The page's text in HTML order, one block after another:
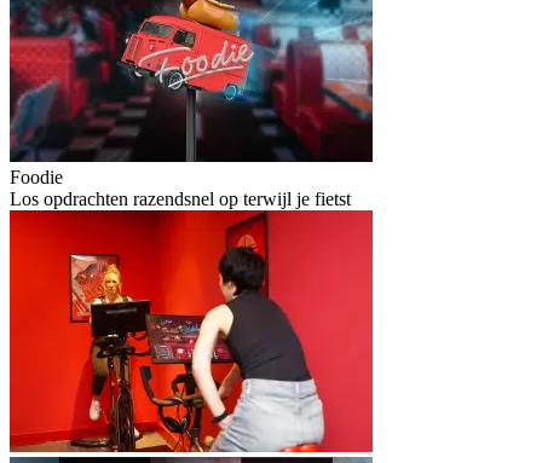
Foodie
Los opdrachten razendsnel op terwijl je fietst